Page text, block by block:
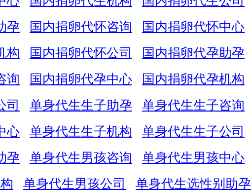
孕
国内捐卵代怀咨询
国内捐卵代怀中心
构
国内捐卵代怀公司
国内捐卵代孕助孕
询
国内捐卵代孕中心
国内捐卵代孕机构
司
单身代生生子助孕
单身代生生子咨询
心
单身代生生子机构
单身代生生子公司
孕
单身代生男孩咨询
单身代生男孩中心
单身代生男孩公司
单身代生选性别助孕